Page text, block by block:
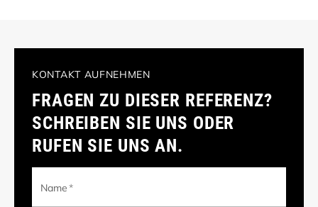
KONTAKT AUFNEHMEN
FRAGEN ZU DIESER REFERENZ?
SCHREIBEN SIE UNS ODER
RUFEN SIE UNS AN.
Name*